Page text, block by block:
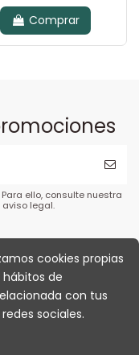
Comprar
ello, consulte nuestra
legal.
de Satélite | All
desistimiento
cookies propias
de
con tus
sociales.